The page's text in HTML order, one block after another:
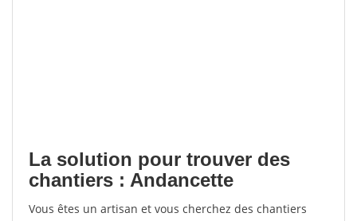
La solution pour trouver des
chantiers : Andancette
Vous êtes un artisan et vous cherchez des chantiers